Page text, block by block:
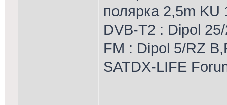
полярка 2,5m KU
DVB-T2 : Dipol
FM : Dipol 5/RZ
SATDX-LIFE